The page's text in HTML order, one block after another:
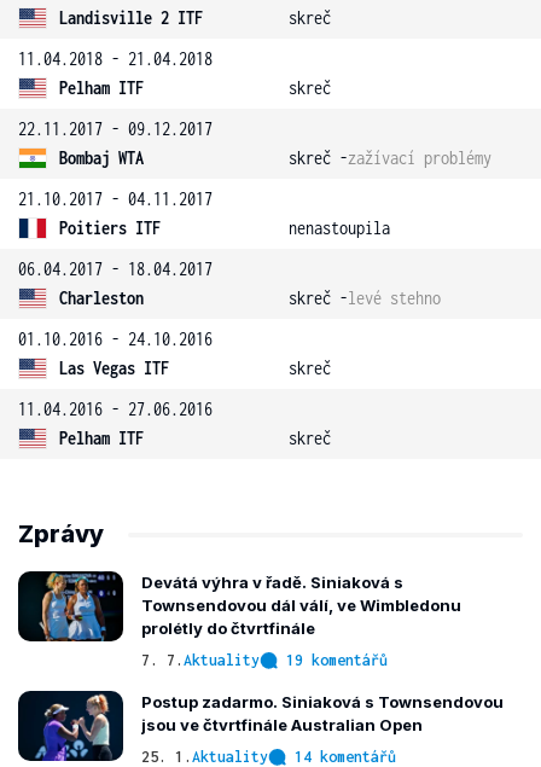
Landisville 2 ITF
skreč
11.04.2018 - 21.04.2018
Pelham ITF
skreč
22.11.2017 - 09.12.2017
Bombaj WTA
skreč -zažívací problémy
21.10.2017 - 04.11.2017
Poitiers ITF
nenastoupila
06.04.2017 - 18.04.2017
Charleston
skreč -levé stehno
01.10.2016 - 24.10.2016
Las Vegas ITF
skreč
11.04.2016 - 27.06.2016
Pelham ITF
skreč
Zprávy
Devátá výhra v řadě. Siniaková s
Townsendovou dál válí, ve Wimbledonu
prolétly do čtvrtfinále
7. 7. Aktuality 19 komentářů
Postup zadarmo. Siniaková s Townsendovou
jsou ve čtvrtfinále Australian Open
25. 1. Aktuality 14 komentářů